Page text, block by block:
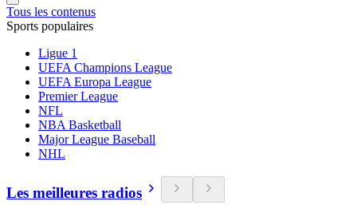
Tous les contenus
Sports populaires
Ligue 1
UEFA Champions League
UEFA Europa League
Premier League
NFL
NBA Basketball
Major League Baseball
NHL
Les meilleures radios